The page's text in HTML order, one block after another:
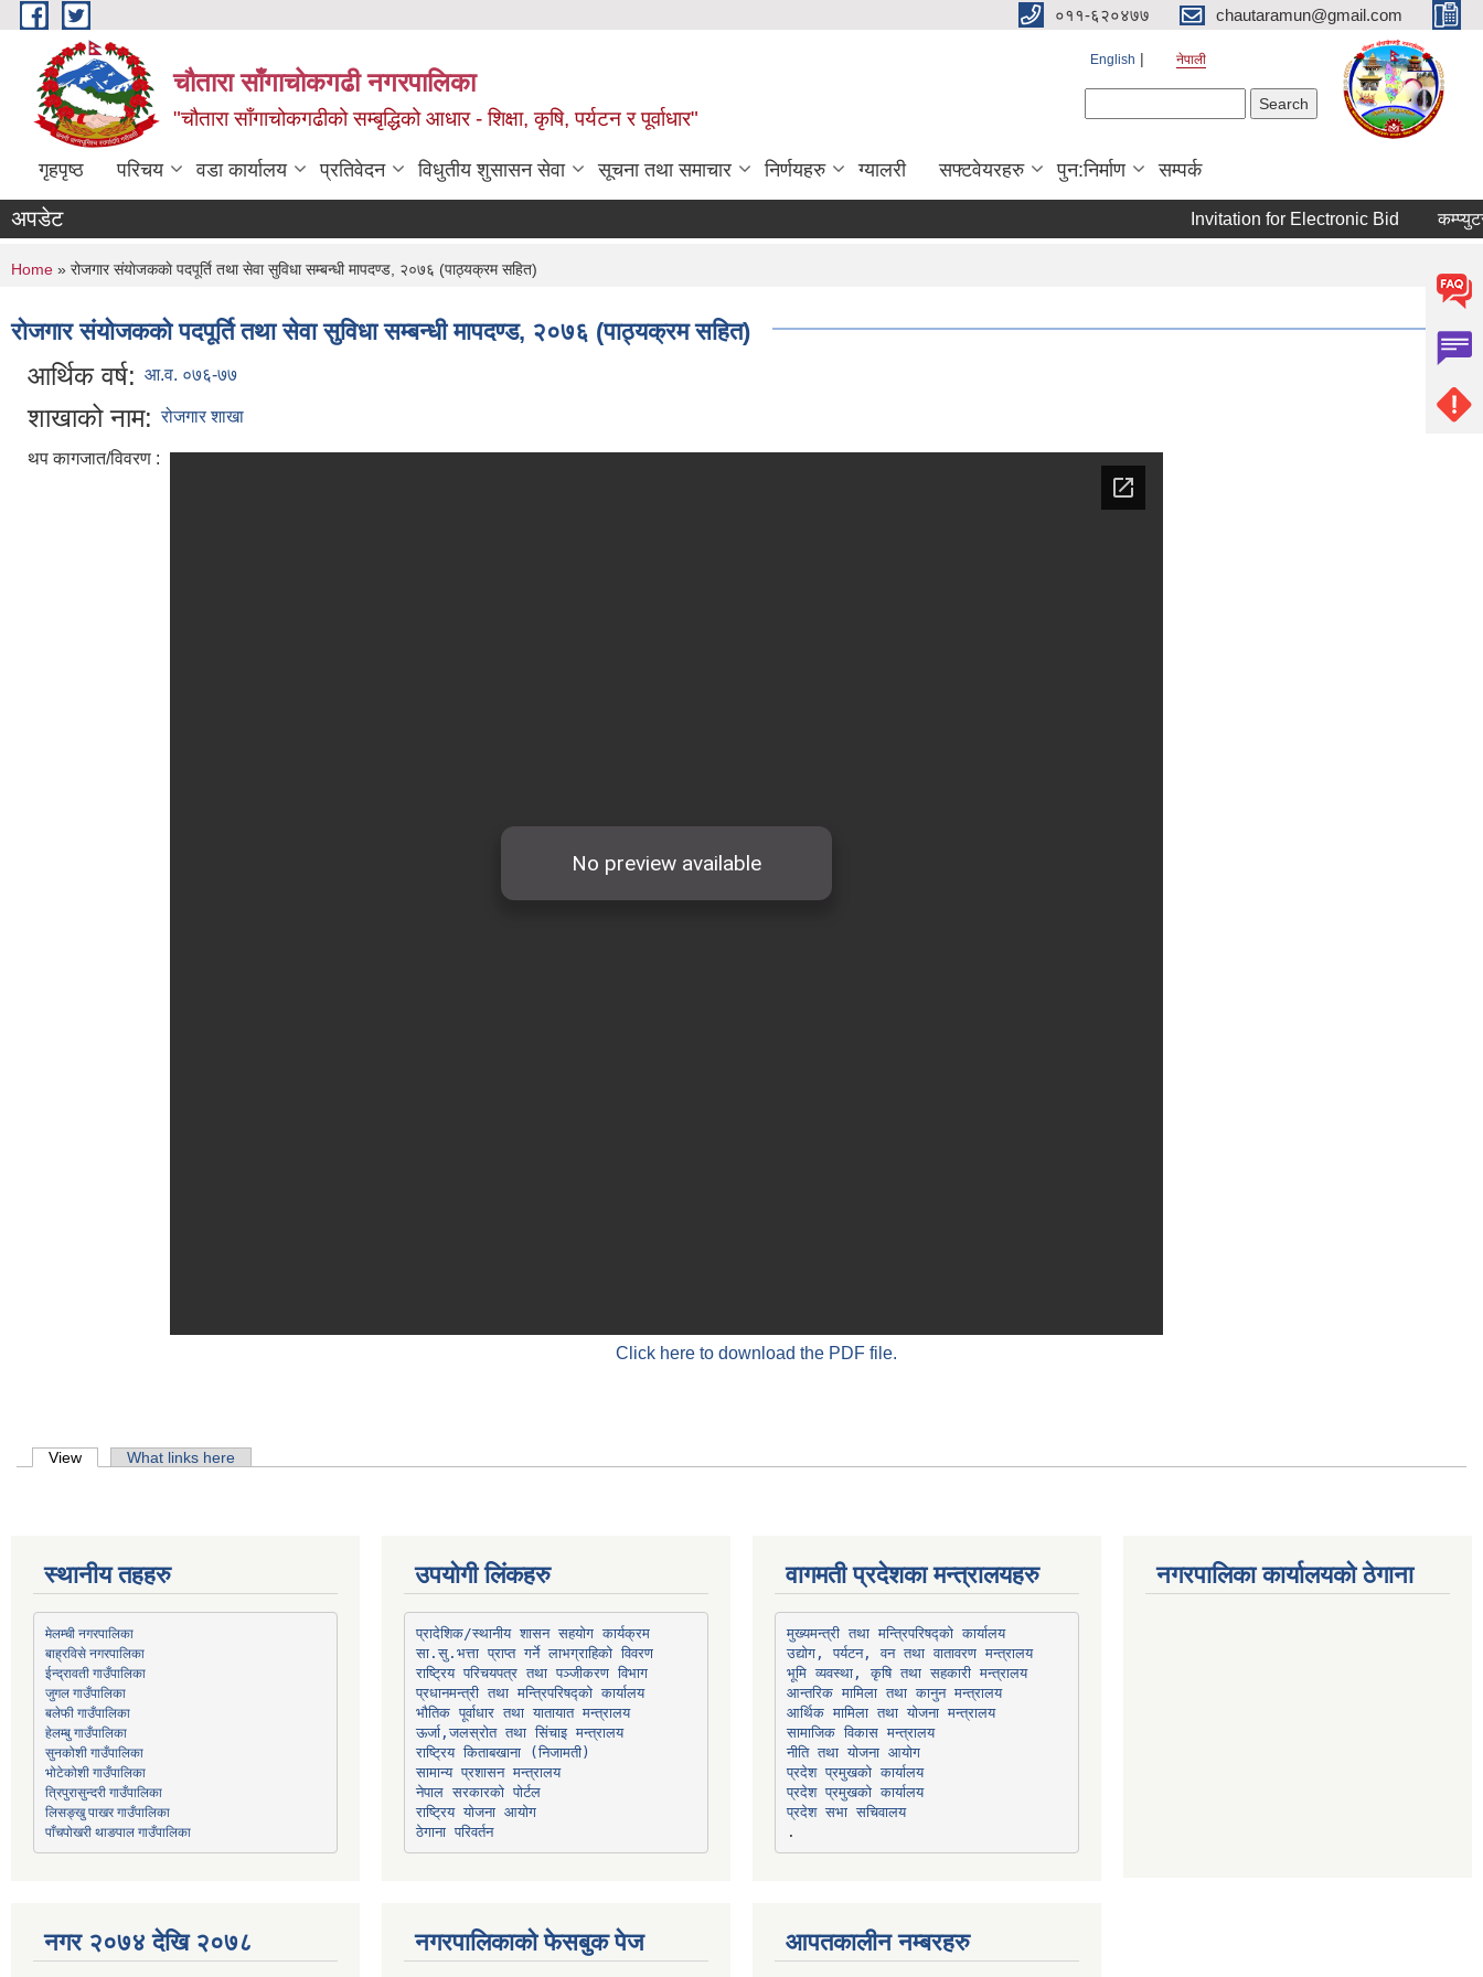
Skip to main content ०११-६२०४७७ chautaramun@gmail.com
चौतारा साँगाचोकगढी नगरपालिका
"चौतारा साँगाचोकगढीको सम्बृद्धिको आधार - शिक्षा, कृषि, पर्यटन र पूर्वाधार"
English नेपाली
गृहपृष्ठ परिचय वडा कार्यालय प्रतिवेदन विधुतीय शुसासन सेवा सूचना तथा समाचार निर्णयहरु ग्यालरी सफ्टवेयरहरु पुन:निर्माण सम्पर्क
अपडेट Invitation for Electronic Bid कम्प्युटर
You are here
Home » रोजगार संयाेजककाे पदपूर्ति तथा सेवा सुविधा सम्बन्धी मापदण्ड, २०७६ (पाठ्यक्रम सहित)
रोजगार संयाेजककाे पदपूर्ति तथा सेवा सुविधा सम्बन्धी मापदण्ड, २०७६ (पाठ्यक्रम सहित)
आर्थिक वर्ष: आ.व. ०७६-७७
शाखाको नाम: रोजगार शाखा
थप कागजात/विवरण :
Click here to download the PDF file.
Primary tabs
View (active tab)What links here
स्थानीय तहहरु
मेलम्ची नगरपालिका
बाह्रविसे नगरपालिका
ईन्द्रावती गाउँपालिका
जुगल गाउँपालिका
बलेफी गाउँपालिका
हेलम्बु गाउँपालिका
सुनकोशी गाउँपालिका
भोटेकोशी गाउँपालिका
त्रिपुरासुन्दरी गाउँपालिका
लिसङ्खु पाखर गाउँपालिका
पाँचपोखरी थाङपाल गाउँपालिका
नगर २०७४ देखि २०७८
उपयोगी लिंकहरु
प्रादेशिक/स्थानीय शासन सहयोग कार्यक्रम
सा.सु.भत्ता प्राप्त गर्ने लाभग्राहिको विवरण
राष्ट्रिय परिचयपत्र तथा पञ्‍जीकरण विभाग
प्रधानमन्त्री तथा मन्त्रिपरिषद्को कार्यालय
भौतिक पूर्वाधार तथा यातायात मन्त्रालय
ऊर्जा,जलस्रोत तथा सिंचाइ मन्त्रालय
सामान्य प्रशासन मन्त्रालय
नेपाल सरकारको पोर्टल
राष्ट्रिय योजना आयोग
ठेगाना परिवर्तन
नगरपालिकाको फेसबुक पेज
वागमती प्रदेशका मन्त्रालयहरु
मुख्यमन्त्री तथा मन्त्रिपरिषद्को कार्यालय
उद्योग, पर्यटन, वन तथा वातावरण मन्त्रालय
भूमि व्यवस्था, कृषि तथा सहकारी मन्त्रालय
आन्तरिक मामिला तथा कानुन मन्त्रालय
आर्थिक मामिला तथा योजना मन्त्रालय
सामाजिक विकास मन्त्रालय
नीति तथा योजना आयोग
प्रदेश प्रमुखको कार्यालय
प्रदेश प्रमुखको कार्यालय
प्रदेश सभा सचिवालय
आपतकालीन नम्बरहरु
प्रभु बैंक, बाह्रविसे
नगरपालिका कार्यालयको ठेगाना